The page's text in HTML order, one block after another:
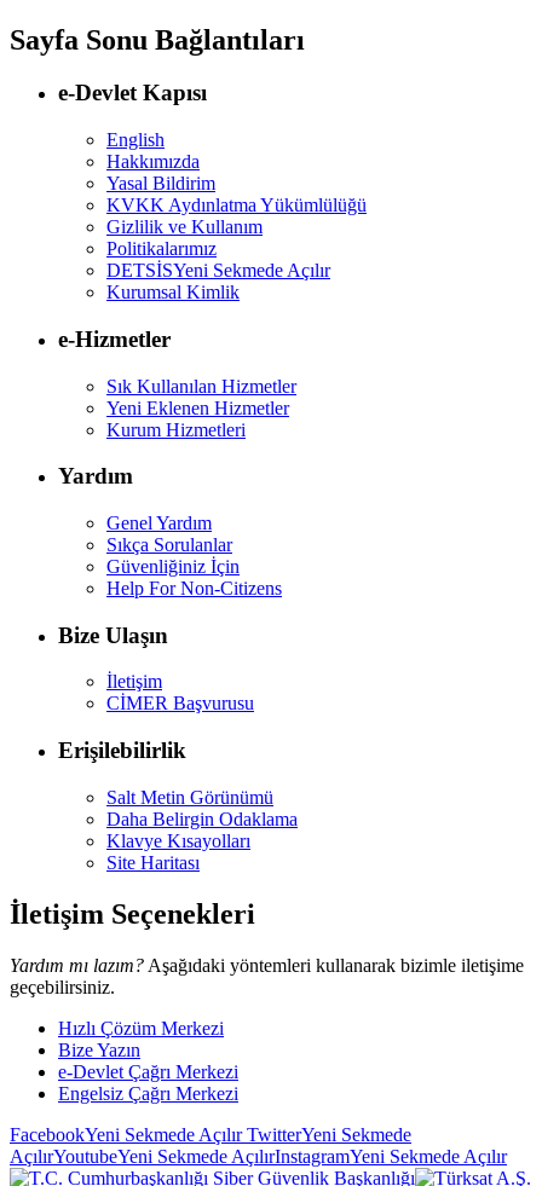
Sayfa Sonu Bağlantıları
e-Devlet Kapısı
English
Hakkımızda
Yasal Bildirim
KVKK Aydınlatma Yükümlülüğü
Gizlilik ve Kullanım
Politikalarımız
DETSİSYeni Sekmede Açılır
Kurumsal Kimlik
e-Hizmetler
Sık Kullanılan Hizmetler
Yeni Eklenen Hizmetler
Kurum Hizmetleri
Yardım
Genel Yardım
Sıkça Sorulanlar
Güvenliğiniz İçin
Help For Non-Citizens
Bize Ulaşın
İletişim
CİMER Başvurusu
Erişilebilirlik
Salt Metin Görünümü
Daha Belirgin Odaklama
Klavye Kısayolları
Site Haritası
İletişim Seçenekleri
Yardım mı lazım? Aşağıdaki yöntemleri kullanarak bizimle iletişime
geçebilirsiniz.
Hızlı Çözüm Merkezi
Bize Yazın
e-Devlet Çağrı Merkezi
Engelsiz Çağrı Merkezi
FacebookYeni Sekmede AçılırTwitterYeni Sekmede
AçılırYoutubeYeni Sekmede AçılırInstagramYeni Sekmede Açılır